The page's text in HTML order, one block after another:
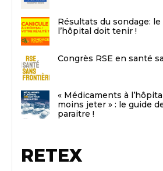
Résultats du sondage:
l’hôpital doit tenir !
Congrès RSE en santé
« Médicaments à
moins jeter » : le guide
paraitre !
RETEX